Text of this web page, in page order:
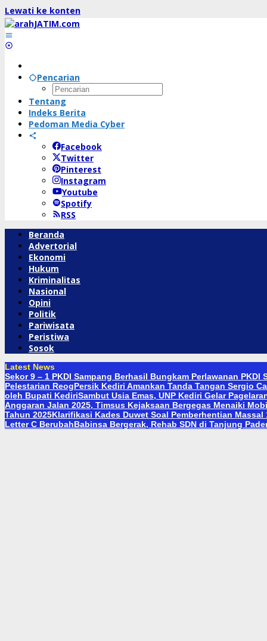
Lewati ke konten
Pencarian
Tentang
Indeks Berita
Pedoman Media Cyber
Facebook
Twitter
Pinterest
Instagram
Youtube
Spotify
RSS
Beranda
Advertorial
Ekonomi
Hukum
Kriminalitas
Nasional
Opini
Politik
Pariwisata
Peristiwa
Sosok
Latest News
Sekor 9 – 1 PKDI Sampang Berhasil Bungkam Perlawanan PKDI
Pelestarian ReogPersik Kediri Amankan Tanda Tangan Sergio
oleh Bupati KediriSambut Usia Emas, UNP Kediri Gelar
Anggaran Jalan 2025, Timsus Kejaksaan Bergegas Menaiki
Tahun 2025Klarifikasi Kades Duwet Soal Pemberhentian
Letter C BerubahBabinsa Bergerak, Rehab SDN di Tanjung